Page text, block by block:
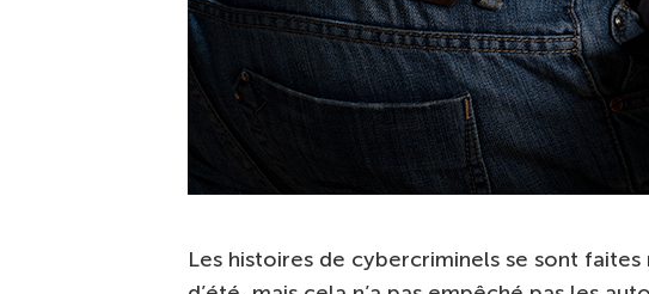
Les histoires de cybercriminels se sont